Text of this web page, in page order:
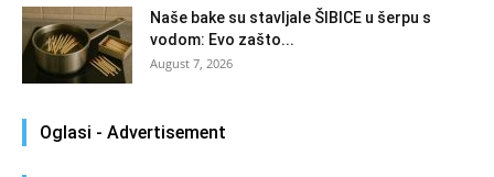
Naše bake su stavljale ŠIBICE u šerpu s
vodom: Evo zašto...
August 7, 2026
Oglasi - Advertisement